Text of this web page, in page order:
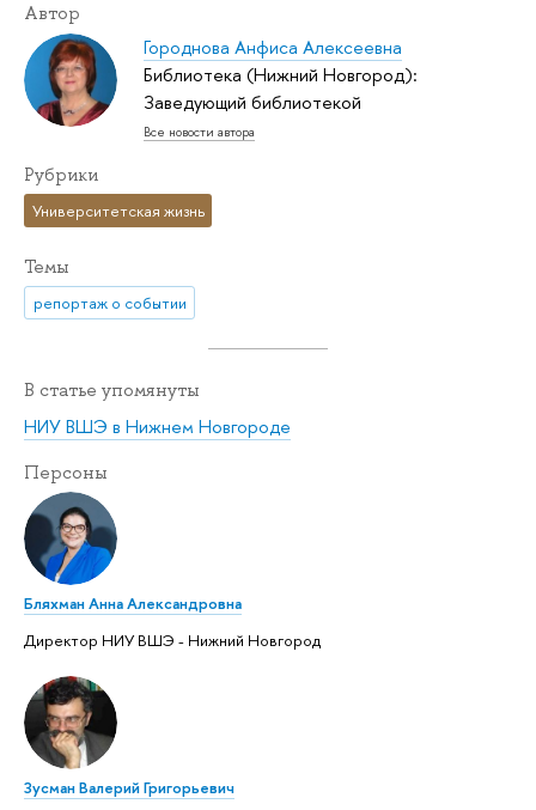
Автор
Городнова Анфиса Алексеевна
Библиотека (Нижний Новгород):
Заведующий библиотекой
Все новости автора
Рубрики
Университетская жизнь
Темы
репортаж о событии
В статье упомянуты
НИУ ВШЭ в Нижнем Новгороде
Персоны
Бляхман Анна Александровна
Директор НИУ ВШЭ - Нижний Новгород
Зусман Валерий Григорьевич